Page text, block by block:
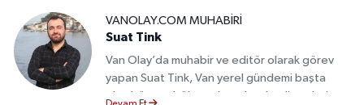
VANOLAY.COM MUHABIRI
Suat Tink
Van Olay’da muhabir ve editör olarak görev
yapan Suat Tink, Van yerel gündemi başta
olmak üzere bölgesel ve ulusal gelişmeleri